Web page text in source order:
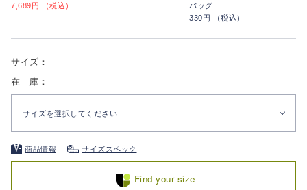
7,689円 （税込）
バッグ
330円 （税込）
サイズ：
在 庫：
サイズを選択してください
商品情報 サイズスペック
Find your size